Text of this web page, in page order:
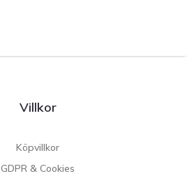
Villkor
Köpvillkor
GDPR & Cookies